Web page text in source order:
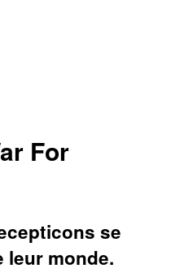
For
se
leur monde.